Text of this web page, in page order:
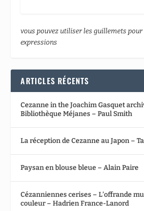
vous pouvez utiliser les guillemets pour
expressions
ARTICLES RÉCENTS
Cezanne in the Joachim Gasquet
Bibliothèque Méjanes – Paul Smith
La réception de Cezanne au Japon –
Paysan en blouse bleue – Alain Paire
Cézanniennes cerises – L’offrande
couleur – Hadrien France-Lanord